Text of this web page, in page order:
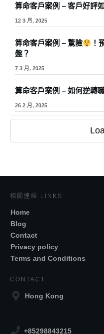
算命客戶案例 – 客戶好評
12 3 月, 2025
算命客戶案例 – 驚險
！
盤？
7 3 月, 2025
算命客戶案例 – 如何逆轉
26 2 月, 2025
相關連結 LINKS
Home
Blog
Contact
Privacy policy
Terms and Conditions
CONTACT
Hong Kong
+85298843215